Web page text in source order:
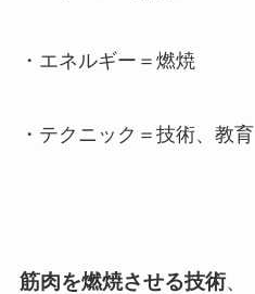
・エネルギー＝燃焼
・テクニック＝技術、教育
筋肉を燃焼させる技術、